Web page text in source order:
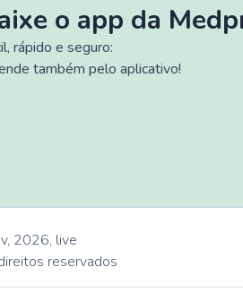
o app da
rápido e seguro:
também pelo aplicativo!
2026, live
reservados